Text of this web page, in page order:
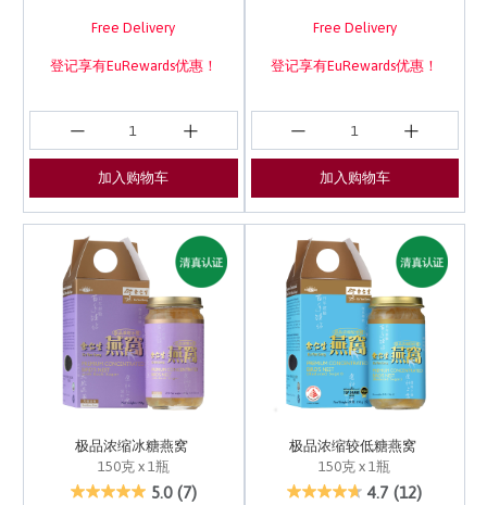
Free Delivery
登记享有EuRewards优惠！
加入购物车
Free Delivery
登记享有EuRewards优惠！
加入购物车
极品浓缩冰糖燕窝
150克 x 1瓶
4.9 out of 5 Customer Rating
5.0 (7)
极品浓缩较低糖燕窝
150克 x 1瓶
5 out of 5 Customer
4.7 (12)